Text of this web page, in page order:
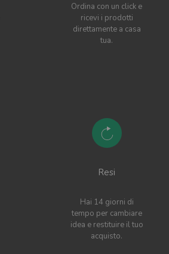
Ordina con un click e
ricevi i prodotti
direttamente a casa
tua.
Resi
Hai 14 giorni di
tempo per cambiare
idea e restituire il tuo
acquisto.